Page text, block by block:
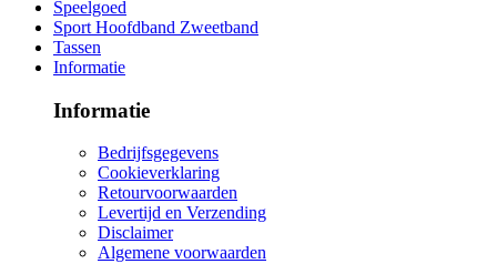
Speelgoed
Sport Hoofdband Zweetband
Tassen
Informatie
Informatie
Bedrijfsgegevens
Cookieverklaring
Retourvoorwaarden
Levertijd en Verzending
Disclaimer
Algemene voorwaarden